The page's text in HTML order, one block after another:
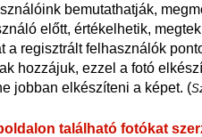
bemutathatják,
előtt, értékelhetik,
a regisztrált felhasználók
hozzájuk, ezzel a fotó
jobban elkészíteni a képet. (
található fotókat